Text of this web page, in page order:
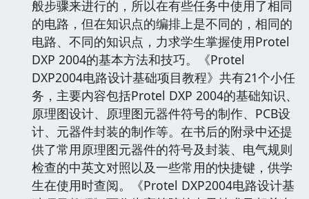
般步骤来进行的，所以在有些任务中使用了相同
的电路，但在知识点的编排上是不同的，相同的
电路、不同的知识点，力求学生掌握使用Protel
DXP 2004的基本方法和技巧。《Protel
DXP2004电路设计基础项目教程》共有21个小任
务，主要内容包括Protel DXP 2004的基础知识、
原理图设计、原理图元器件符号的制作、PCB设
计、元器件封装的制作等。在书后的附录中还提
供了常用原理图元器件的符号及封装、电气规则
检查的中英文对照以及一些常用的快捷键，供学
生在使用时查阅。《Protel DXP2004电路设计基